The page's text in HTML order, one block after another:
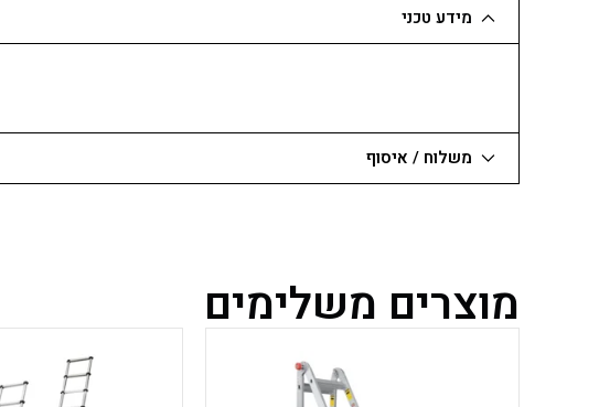
מידע טכני
משלוח / איסוף
מוצרים משלימים
יש
יש